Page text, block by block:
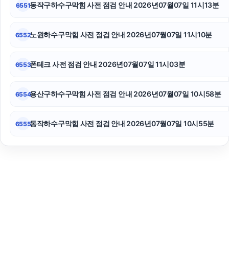
6551동작구하수구막힘 사전 점검 안내 2026년07월07일 11시13분
6552노원하수구막힘 사전 점검 안내 2026년07월07일 11시10분
6553폰테크 사전 점검 안내 2026년07월07일 11시03분
6554용산구하수구막힘 사전 점검 안내 2026년07월07일 10시58분
6555동작하수구막힘 사전 점검 안내 2026년07월07일 10시55분